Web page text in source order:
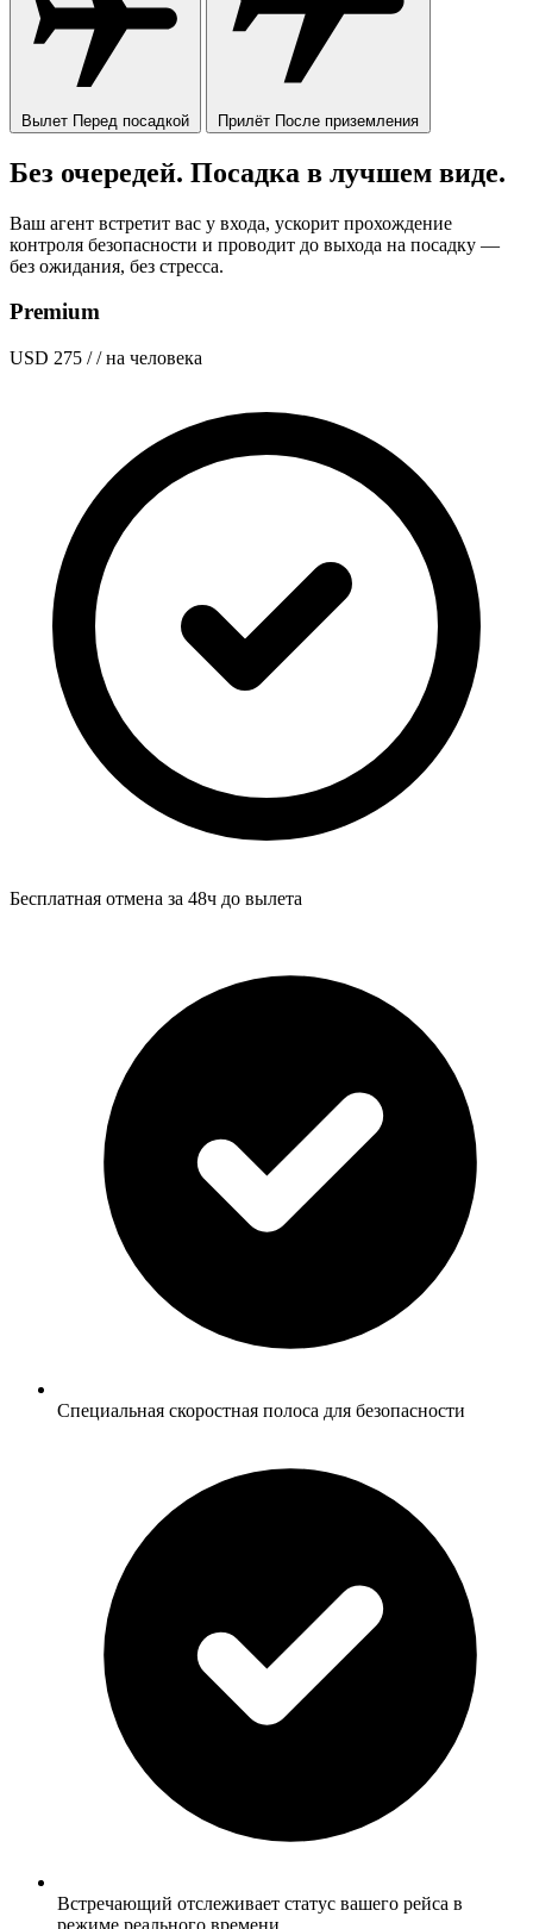
Вылет Перед посадкой Прилёт После приземления
Без очередей. Посадка в лучшем виде.
Ваш агент встретит вас у входа, ускорит прохождение
контроля безопасности и проводит до выхода на посадку —
без ожидания, без стресса.
Premium
USD 275 / / на человека
Бесплатная отмена за 48ч до вылета
Специальная скоростная полоса для безопасности
Встречающий отслеживает статус вашего рейса в